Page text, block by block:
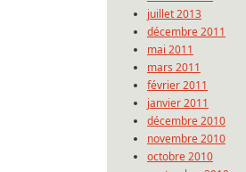
juillet 2013
décembre 2011
mai 2011
mars 2011
février 2011
janvier 2011
décembre 2010
novembre 2010
octobre 2010